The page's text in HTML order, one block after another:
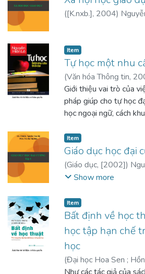
([K.nxb.], 2004)
Item
Tự học một nhu
(Văn hóa Thông tin,
Giới thiệu vai trò của
pháp giúp cho tự học
học ngoại ngữ, cách
Item
Giáo dục học đại
(Giáo dục, [2002])
ĐứcShow more
Item
Bất định về học
học tập hạn chế
học
(Đại học Hoa Sen ;